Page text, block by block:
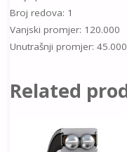
Broj redova: 1
Vanjski promjer: 120.000
Unutrašnji promjer: 45.000
Related